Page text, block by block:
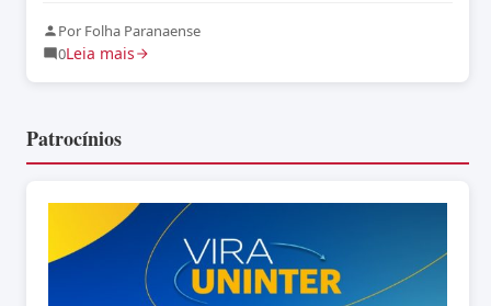
Por Folha Paranaense
0Leia mais
Patrocínios